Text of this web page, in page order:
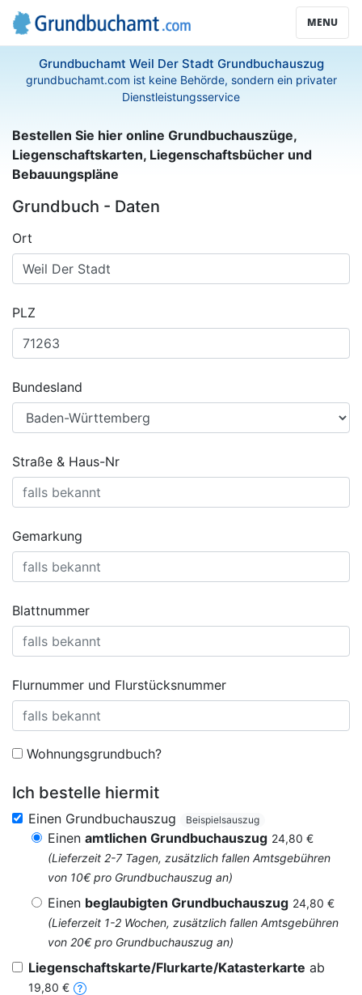
MENU
Grundbuchamt Weil Der Stadt Grundbuchauszug
grundbuchamt.com ist keine Behörde, sondern ein privater
Dienstleistungsservice
Bestellen Sie hier online Grundbuchauszüge,
Liegenschaftskarten, Liegenschaftsbücher und
Bebauungspläne
Grundbuch - Daten
Ort
PLZ
Bundesland
Straße & Haus-Nr
Gemarkung
Blattnummer
Flurnummer und Flurstücksnummer
Wohnungsgrundbuch?
Ich bestelle hiermit
Einen Grundbuchauszug Beispielsauszug
Einen amtlichen Grundbuchauszug 24,80 €
(Lieferzeit 2-7 Tagen, zusätzlich fallen Amtsgebühren
von 10€ pro Grundbuchauszug an)
Einen beglaubigten Grundbuchauszug 24,80 €
(Lieferzeit 1-2 Wochen, zusätzlich fallen Amtsgebühren
von 20€ pro Grundbuchauszug an)
Liegenschaftskarte/Flurkarte/Katasterkarte ab
19,80 €